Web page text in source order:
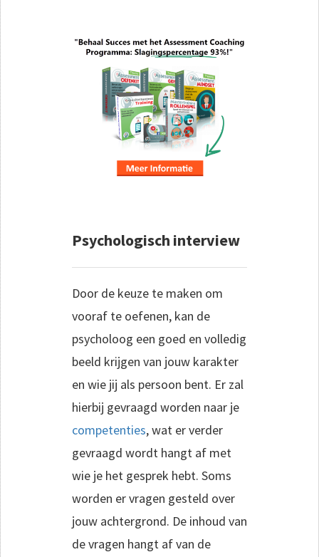
Psychologisch interview
Door de keuze te maken om
vooraf te oefenen, kan de
psycholoog een goed en volledig
beeld krijgen van jouw karakter
en wie jij als persoon bent. Er zal
hierbij gevraagd worden naar je
competenties, wat er verder
gevraagd wordt hangt af met
wie je het gesprek hebt. Soms
worden er vragen gesteld over
jouw achtergrond. De inhoud van
de vragen hangt af van de